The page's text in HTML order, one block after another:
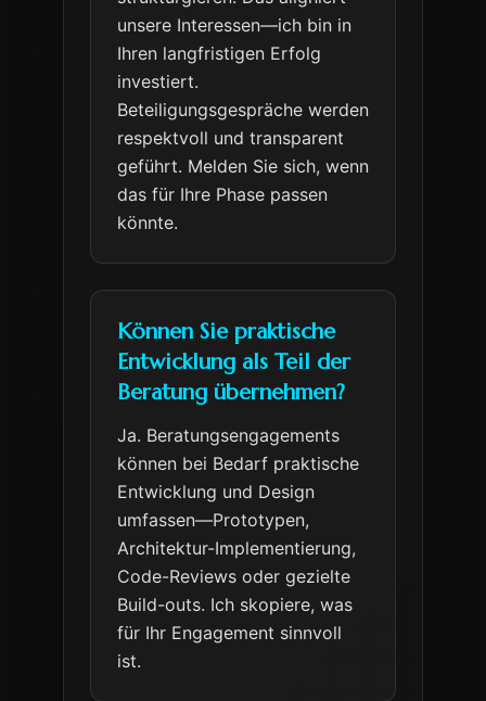
unsere Interessen—ich bin in
Ihren langfristigen Erfolg
investiert.
Beteiligungsgespräche werden
respektvoll und transparent
geführt. Melden Sie sich, wenn
das für Ihre Phase passen
könnte.
Können Sie praktische
Entwicklung als Teil der
Beratung übernehmen?
Ja. Beratungsengagements
können bei Bedarf praktische
Entwicklung und Design
umfassen—Prototypen,
Architektur-Implementierung,
Code-Reviews oder gezielte
Build-outs. Ich skopiere, was
für Ihr Engagement sinnvoll
ist.